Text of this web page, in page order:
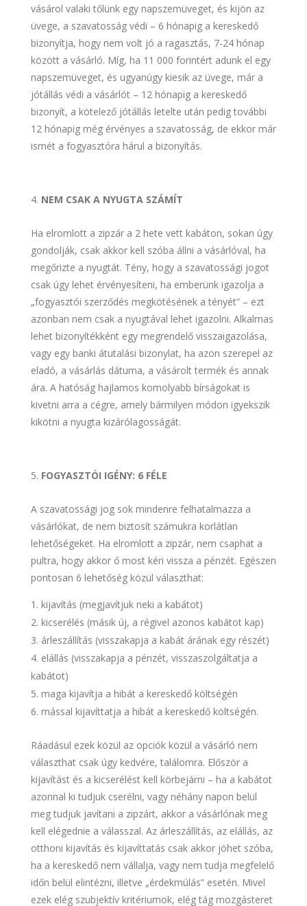
vásárol valaki tőlünk egy napszemüveget, és kijön az
üvege, a szavatosság védi – 6 hónapig a kereskedő
bizonyítja, hogy nem volt jó a ragasztás, 7-24 hónap
között a vásárló. Míg, ha 11 000 forintért adunk el egy
napszemüveget, és ugyanúgy kiesik az üvege, már a
jótállás védi a vásárlót – 12 hónapig a kereskedő
bizonyít, a kötelező jótállás letelte után pedig további
12 hónapig még érvényes a szavatosság, de ekkor már
ismét a fogyasztóra hárul a bizonyítás.
NEM CSAK A NYUGTA SZÁMÍT
Ha elromlott a zipzár a 2 hete vett kabáton, sokan úgy
gondolják, csak akkor kell szóba állni a vásárlóval, ha
megőrizte a nyugtát. Tény, hogy a szavatossági jogot
csak úgy lehet érvényesíteni, ha emberünk igazolja a
„fogyasztói szerződés megkötésének a tényét” – ezt
azonban nem csak a nyugtával lehet igazolni. Alkalmas
lehet bizonyítékként egy megrendelő visszaigazolása,
vagy egy banki átutalási bizonylat, ha azon szerepel az
eladó, a vásárlás dátuma, a vásárolt termék és annak
ára. A hatóság hajlamos komolyabb bírságokat is
kivetni arra a cégre, amely bármilyen módon igyekszik
kikötni a nyugta kizárólagosságát.
FOGYASZTÓI IGÉNY: 6 FÉLE
A szavatossági jog sok mindenre felhatalmazza a
vásárlókat, de nem biztosít számukra korlátlan
lehetőségeket. Ha elromlott a zipzár, nem csaphat a
pultra, hogy akkor ő most kéri vissza a pénzét. Egészen
pontosan 6 lehetőség közül választhat:
kijavítás (megjavítjuk neki a kabátot)
kicserélés (másik új, a régivel azonos kabátot kap)
árleszállítás (visszakapja a kabát árának egy részét)
elállás (visszakapja a pénzét, visszaszolgáltatja a
kabátot)
maga kijavítja a hibát a kereskedő költségén
mással kijavíttatja a hibát a kereskedő költségén.
Ráadásul ezek közül az opciók közül a vásárló nem
választhat csak úgy kedvére, találomra. Először a
kijavítást és a kicserélést kell körbejárni – ha a kabátot
azonnal ki tudjuk cserélni, vagy néhány napon belül
meg tudjuk javítani a zipzárt, akkor a vásárlónak meg
kell elégednie a válasszal. Az árleszállítás, az elállás, az
otthoni kijavítás és kijavíttatás csak akkor jöhet szóba,
ha a kereskedő nem vállalja, vagy nem tudja megfelelő
időn belül elintézni, illetve „érdekmúlás” esetén. Mivel
ezek elég szubjektív kritériumok, elég tág mozgásteret